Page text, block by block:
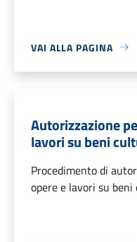
VAI ALLA PAGINA
Autorizzazione
lavori su beni
Procedimento di
opere e lavori su